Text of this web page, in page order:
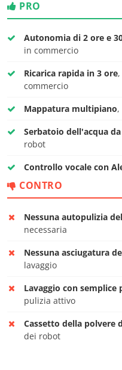
PRO
Autonomia di 2 ore e
in commercio
Ricarica rapida in 3 ore
commercio
Mappatura multipiano
Serbatoio dell'acqua da
robot
Controllo vocale con
CONTRO
Nessuna autopulizia
necessaria
Nessuna asciugatura
lavaggio
Lavaggio con semplice
pulizia attivo
Cassetto della polvere
dei robot